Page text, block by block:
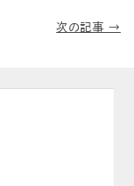
次の記事 →